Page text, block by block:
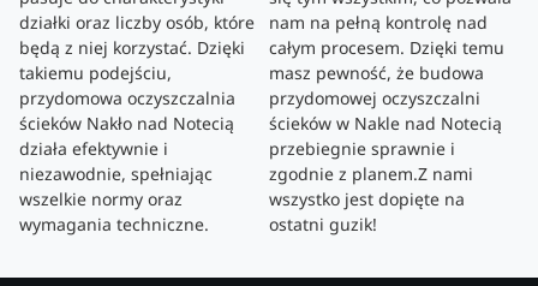
działki oraz liczby osób, które
będą z niej korzystać. Dzięki
takiemu podejściu,
przydomowa oczyszczalnia
ścieków Nakło nad Notecią
działa efektywnie i
niezawodnie, spełniając
wszelkie normy oraz
wymagania techniczne.
nam na pełną kontrolę nad
całym procesem. Dzięki temu
masz pewność, że budowa
przydomowej oczyszczalni
ścieków w Nakle nad Notecią
przebiegnie sprawnie i
zgodnie z planem.Z nami
wszystko jest dopięte na
ostatni guzik!